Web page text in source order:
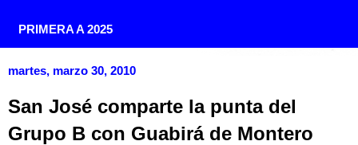
PRIMERA A 2025
martes, marzo 30, 2010
San José comparte la punta del
Grupo B con Guabirá de Montero